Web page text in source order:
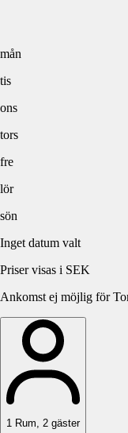
mån
tis
ons
tors
fre
lör
sön
Inget datum valt
Priser visas i SEK
Ankomst ej möjlig för
1 Rum 2 gäster